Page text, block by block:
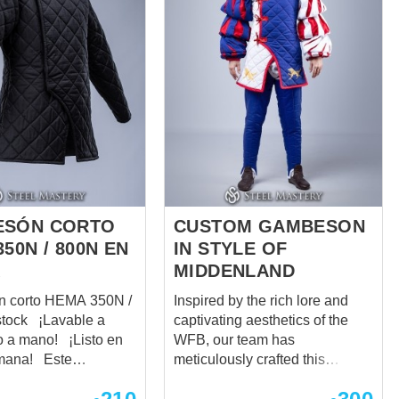
armor for:
gambeson includes
Color –
...
region, this silhouette could
vary. As a rule, the northern
region a fashionista lived, the
shorter and splendid puffed
sleeves he had. Though, he
had less quantity of fastenings.
Besides, design of the back
part of color varied. Artists of ...
CORTO
/ 800N EN
corto HEMA 350N /
¡Lavable a
a mano! ¡Listo en
Este
CUSTOM GAMBESON
IN STYLE OF
MIDDENLAND
Inspired by the rich lore and
captivating aesthetics of the
WFB, our team has
meticulously crafted this